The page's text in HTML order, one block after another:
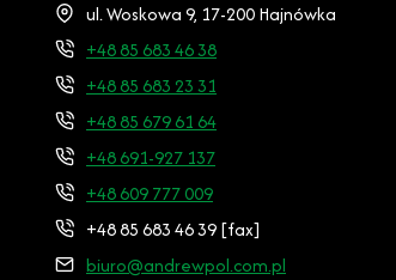
ul. Woskowa 9, 17-200 Hajnówka
+48 85 683 46 38
+48 85 683 23 31
+48 85 679 61 64
+48 691-927 137
+48 609 777 009
+48 85 683 46 39 [fax]
biuro@andrewpol.com.pl